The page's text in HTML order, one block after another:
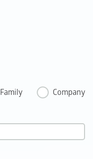
Family Company